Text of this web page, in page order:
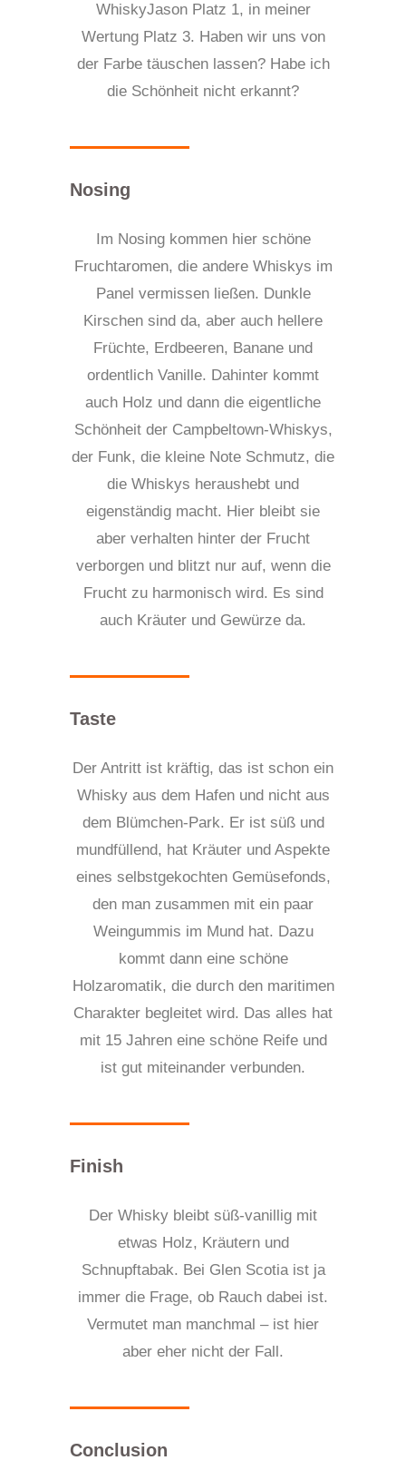
WhiskyJason Platz 1, in meiner
Wertung Platz 3. Haben wir uns von
der Farbe täuschen lassen? Habe ich
die Schönheit nicht erkannt?
Nosing
Im Nosing kommen hier schöne
Fruchtaromen, die andere Whiskys im
Panel vermissen ließen. Dunkle
Kirschen sind da, aber auch hellere
Früchte, Erdbeeren, Banane und
ordentlich Vanille. Dahinter kommt
auch Holz und dann die eigentliche
Schönheit der Campbeltown-Whiskys,
der Funk, die kleine Note Schmutz, die
die Whiskys heraushebt und
eigenständig macht. Hier bleibt sie
aber verhalten hinter der Frucht
verborgen und blitzt nur auf, wenn die
Frucht zu harmonisch wird. Es sind
auch Kräuter und Gewürze da.
Taste
Der Antritt ist kräftig, das ist schon ein
Whisky aus dem Hafen und nicht aus
dem Blümchen-Park. Er istsüß und
mundfüllend, hat Kräuter und Aspekte
eines selbstgekochten Gemüsefonds,
den man zusammen mit ein paar
Weingummis im Mund hat. Dazu
kommt dann eine schöne
Holzaromatik, die durch den maritimen
Charakter begleitet wird. Das alles hat
mit 15 Jahren eine schöne Reife und
ist gut miteinander verbunden.
Finish
Der Whisky bleibt süß-vanillig mit
etwas Holz, Kräutern und
Schnupftabak. Bei Glen Scotia ist ja
immer die Frage, ob Rauch dabei ist.
Vermutet man manchmal – ist hier
aber eher nicht der Fall.
Conclusion